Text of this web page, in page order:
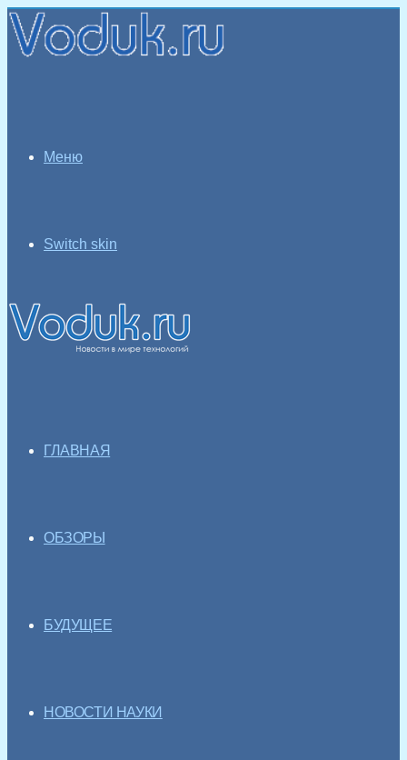
Меню
Switch skin
ГЛАВНАЯ
ОБЗОРЫ
БУДУЩЕЕ
НОВОСТИ НАУКИ